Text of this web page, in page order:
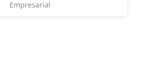
Empresarial